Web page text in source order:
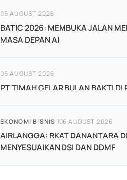
06 AUGUST 2026
BATIC 2026: MEMBUKA JALAN
MASA DEPAN AI
06 AUGUST 2026
PT TIMAH GELAR BULAN BAKTI DI
EKONOMI BISNIS |06 AUGUST 2026
AIRLANGGA: RKAT DANANTARA
MENYESUAIKAN DSI DAN DDMF